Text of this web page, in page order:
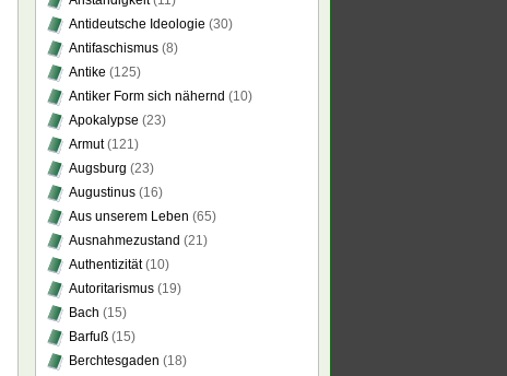
Antideutsche Ideologie (30)
Antifaschismus (8)
Antike (125)
Antiker Form sich nähernd (10)
Apokalypse (23)
Armut(121)
Augsburg (23)
Augustinus (16)
Aus unserem Leben (65)
Ausnahmezustand (21)
Authentizität(10)
Autoritarismus (19)
Bach (15)
Barfuß (15)
Berchtesgaden (18)